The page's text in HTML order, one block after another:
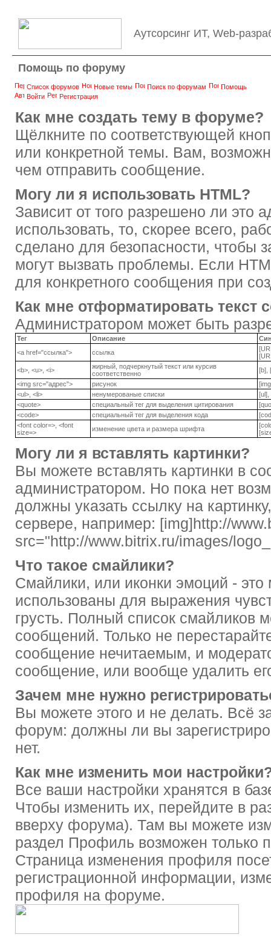
Аутсорсинг ИТ, Web-
Помощь по форуму
Список форумов Новые темы Поиск по форумам
Помощь
Войти
Регистрация
Как мне создать тему в форуме?
Щёлкните по соответствующей
или конкретной темы. Вам,
чем отправить сообщение.
Могу ли я использовать HTML?
Зависит от того разрешено ли это
использовать, то, скорее всего,
сделано для безопасности, чтобы
могут вызвать проблемы. Если
для конкретного сообщения при
Как мне отформатировать текст
Администратором может быть
Тег Описание
<a href="ссылка">
ссылка
<b>, <u>, <i>
жирный, подчеркнутый текст или курсив
соответственно
[b],
<img src="адрес">
рисунок
<ul>, <li>
ненумерованые списки
[ul],
<quote>
специальный тег для выделения цитирования
<code>
специальный тег для выделения кода
<font color=>, <font
size=>
изменение цвета и размера шрифта
Могу ли я вставлять картинки?
Вы можете вставлять картинки в
администратором. Но пока нет
должны указать ссылку на
сервере, например: [img]http://
src="http://www.bitrix.ru/images/
Что такое смайлики?
Смайлики, или иконки эмоций - это
использованы для выражения
грусть. Полный список смайликов
сообщений. Только не
сообщение нечитаемым, и
сообщение, или вообще удалить
Зачем мне нужно
Вы можете этого и не делать. Всё
форум: должны ли вы
нет.
Как мне изменить мои
Все ваши настройки хранятся в
Чтобы изменить их, перейдите в
вверху форума). Там вы можете
раздел Профиль возможен только
Страница изменения профиля
регистрационной информации,
профиля на форуме.